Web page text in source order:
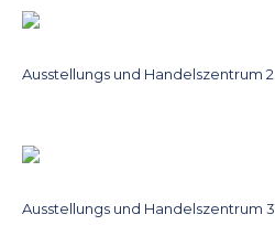
Ausstellungs und Handelszentrum 2
Ausstellungs und Handelszentrum 3